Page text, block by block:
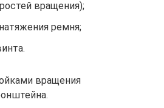
вращения);
ремня;
вращения